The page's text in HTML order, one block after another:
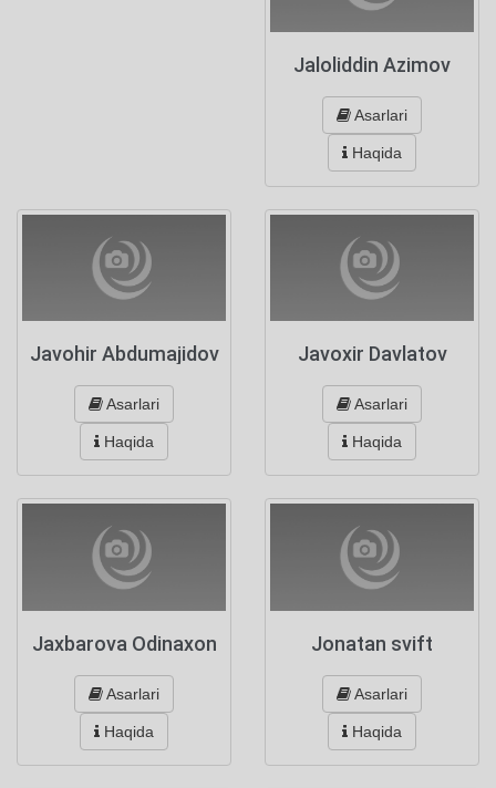
Jaloliddin Azimov
Asarlari
Haqida
Javohir Abdumajidov
Asarlari
Haqida
Javoxir Davlatov
Asarlari
Haqida
Jaxbarova Odinaxon
Asarlari
Haqida
Jonatan svift
Asarlari
Haqida